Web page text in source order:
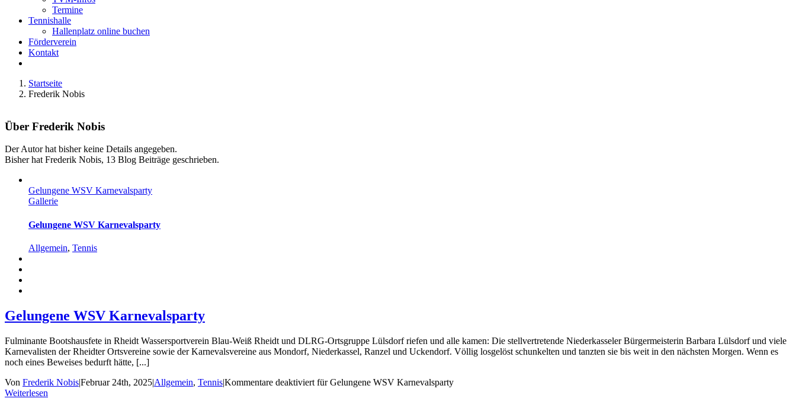
Termine
Tennishalle
Hallenplatz online buchen
Förderverein
Kontakt
Startseite
Frederik Nobis
Über Frederik Nobis
Der Autor hat bisher keine Details angegeben.
Bisher hat Frederik Nobis, 13 Blog Beiträge geschrieben.
Gelungene WSV Karnevalsparty
Gallerie
Gelungene WSV Karnevalsparty
Allgemein, Tennis
Gelungene WSV Karnevalsparty
Fulminante Bootshausfete in Rheidt Wassersportverein Blau-Weiß Rheidt und DLRG-Ortsgruppe Lülsdorf riefen und alle kamen: Die stellvertretende Niederkasseler Bürgermeisterin Barbara Lülsdorf und viele
Karnevalisten der Rheidter Ortsvereine sowie der Karnevalsvereine aus Mondorf, Niederkassel, Ranzel und Uckendorf. Völlig losgelöst schunkelten und tanzten sie bis weit in den nächsten Morgen. Wenn es
noch eines Beweises bedurft hätte, [...]
Von Frederik Nobis|Februar 24th, 2025|Allgemein, Tennis|Kommentare deaktiviert für Gelungene WSV Karnevalsparty
Weiterlesen